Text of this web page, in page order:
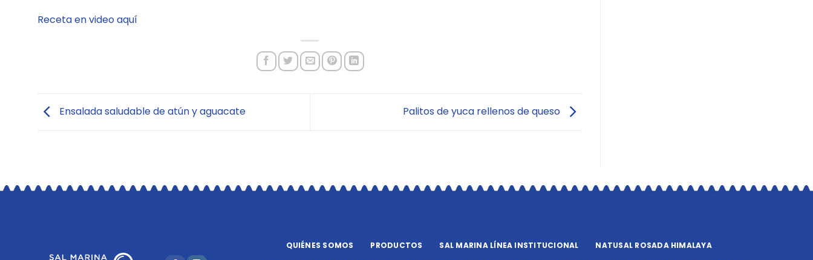
Receta en video aquí
Ensalada saludable de atún y aguacate Palitos de yuca rellenos de queso
QUIÉNES SOMOS PRODUCTOS SAL MARINA LÍNEA INSTITUCIONAL NATUSAL ROSADA HIMALAYA